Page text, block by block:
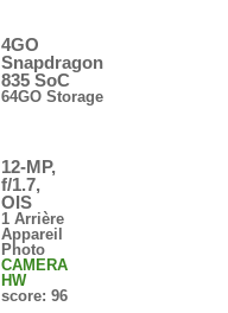
4GO
Snapdragon
835 SoC
64GO Storage
12-MP,
f/1.7,
OIS
1 Arrière
Appareil
Photo
CAMERA
HW
score: 96